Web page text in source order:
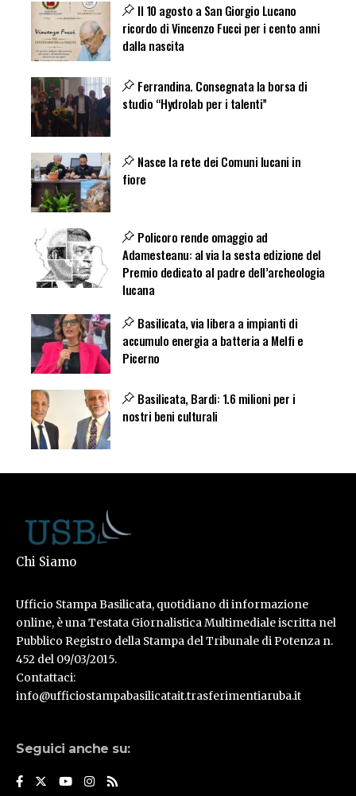
Il 10 agosto a San Giorgio Lucano
ricordo di Vincenzo Fucci per i cento anni
dalla nascita
Ferrandina. Consegnata la borsa di
studio “Hydrolab per i talenti”
Nasce la rete dei Comuni lucani in
fiore
Policoro rende omaggio ad
Adamesteanu: al via la sesta edizione del
Premio dedicato al padre dell’archeologia
lucana
Basilicata, via libera a impianti di
accumulo energia a batteria a Melfi e
Picerno
Basilicata, Bardi: 1.6 milioni per i
nostri beni culturali
Chi Siamo
Ufficio Stampa Basilicata, quotidiano di informazione
online, è una Testata Giornalistica Multimediale iscritta nel
Pubblico Registro della Stampa del Tribunale di Potenza n.
452 del 09/03/2015.
Contattaci:
info@ufficiostampabasilicatait.trasferimentiaruba.it
Seguici anche su: